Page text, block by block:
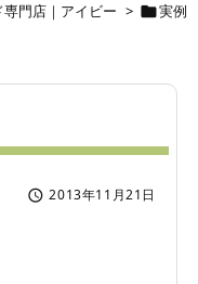
検索
門店｜アイビー > 実例
 2013年11月21日